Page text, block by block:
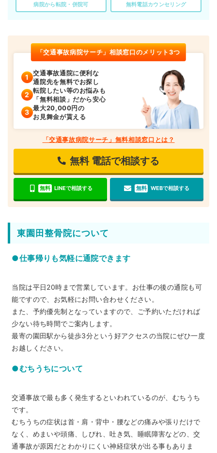
病院から転院・併院可 無料電話カウンセリング
「交通事故病院サーチ」相談窓口のメリット3つ
交通事故通院に便利な
通院先を無料でお探し
転院したい等のお悩みも
「無料相談」だから安心
最大20,000円の
お見舞金が貰える
「交通事故病院サーチ」無料相談窓口とは？
無料 電話で相談する
無料 LINEで相談する 無料 WEBで相談する
東園田整骨院について
●仕事帰りも気軽に通院できます
当院は平日20時まで営業しています。お仕事の後の通院も可
能ですので、お気軽にお問い合わせください。
また、予約優先制となっていますので、ご予約いただければ
少ない待ち時間でご案内します。
最寄の園田駅から徒歩3分という好アクセスの当院にぜひ一度
お越しください。
●むちうちについて
交通事故で最も多く発生するといわれているのが、むちうち
です。
むちうちの症状は首・肩・背中・腰などの痛みや張りだけで
なく、めまいや頭痛、しびれ、吐き気、睡眠障害などの、交
通事故が原因だとわかりにくい神経症状が出る事もありま